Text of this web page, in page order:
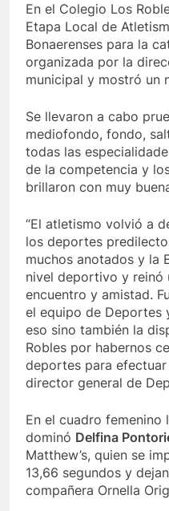
En el Colegio Los
Etapa Local de
Bonaerenses para la
organizada por la
municipal y mostró un
Se llevaron a cabo
mediofondo, fondo,
todas las
de la competencia y
brillaron con muy
“El atletismo volvió a
los deportes
muchos anotados y la
nivel deportivo y reinó
encuentro y amistad.
el equipo de Deportes
eso sino también la
Robles por habernos
deportes para efectuar
director general de
En el cuadro femenino
dominó Delfina
Matthew’s, quien se
13,66 segundos y
compañera Ornella